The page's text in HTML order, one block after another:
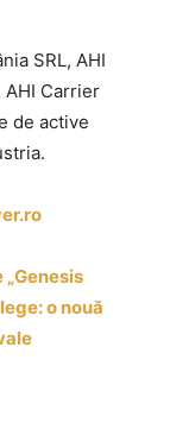
SRL, AHI
AHI Carrier
de active
o nouă